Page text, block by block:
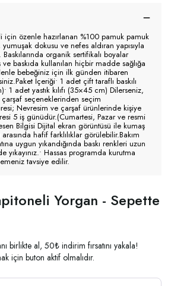
için özenle hazırlanan %100 pamuk pamuk
dokusu ve nefes aldıran yapısıyla
organik sertifikalı boyalar
ve baskıda kullanılan hiçbir madde sağlığa
bebeğiniz için ilk günden itibaren
İçeriği• 1 adet çift taraflı baskılı
1 adet yastık kılıfı (35×45 cm) Dilerseniz,
seçeneklerinden seçim
Nevresim ve çarşaf ürünlerinde kişiye
5 iş günüdür.(Cumartesi, Pazar ve resmi
Bilgisi Dijital ekran görüntüsü ile kumaş
hafif farklılıklar görülebilir.Bakım
uygun yıkandığında baskı renkleri uzun
yıkayınız.• Hassas programda kurutma
tavsiye edilir.
Yorgan - Sepette
birlikte al, 50₺ indirim fırsatını yakala!
için buton aktif olmalıdır.